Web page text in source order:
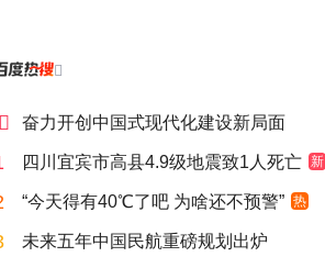

 奋力开创中国式现代化建设新局面
四川宜宾市高县4.9级地震致1人死亡 新
“今天得有40℃了吧 为啥还不预警” 热
未来五年中国民航重磅规划出炉